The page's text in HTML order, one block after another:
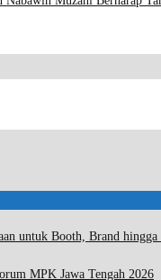
untuk Booth, Brand
MPK Jawa Tengah 2026